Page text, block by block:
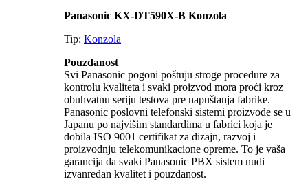
Panasonic KX-DT590X-B Konzola
Tip: Konzola
Pouzdanost
Svi Panasonic pogoni poštuju stroge procedure za
kontrolu kvaliteta i svaki proizvod mora proći kroz
obuhvatnu seriju testova pre napuštanja fabrike.
Panasonic poslovni telefonski sistemi proizvode se u
Japanu po najvišim standardima u fabrici koja je
dobila ISO 9001 certifikat za dizajn, razvoj i
proizvodnju telekomunikacione opreme. To je vaša
garancija da svaki Panasonic PBX sistem nudi
izvanredan kvalitet i pouzdanost.